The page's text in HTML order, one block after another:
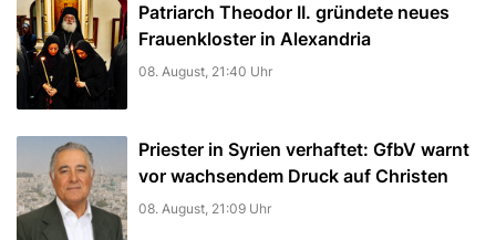
Patriarch Theodor II. gründete neues
Frauenkloster in Alexandria
08. August, 21:40 Uhr
Priester in Syrien verhaftet: GfbV warnt
vor wachsendem Druck auf Christen
08. August, 21:09 Uhr